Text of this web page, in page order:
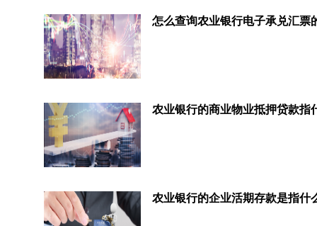
农业银行的商业物业抵押贷款指
农业银行的企业活期存款是指什